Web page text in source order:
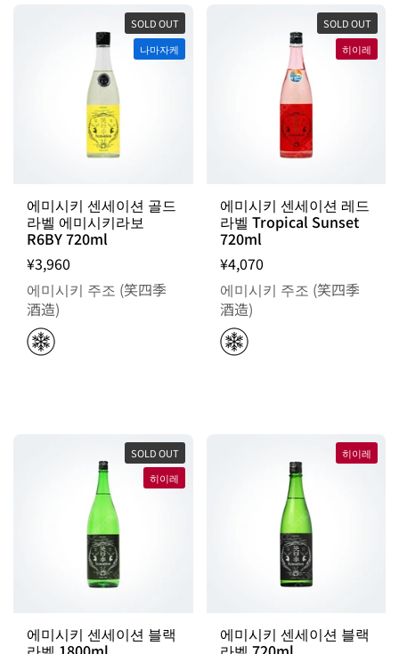
에미시키 센세이션 골드
라벨 에미시키라보
R6BY 720ml
¥3,960
에미시키 주조 (笑四季
酒造)
SOLD OUT
나마자케
에미시키 센세이션 레드
라벨 Tropical Sunset
720ml
¥4,070
에미시키 주조 (笑四季
酒造)
SOLD OUT
히이레
에미시키 센세이션 블랙
SOLD OUT
히이레
에미시키 센세이션 블랙
히이레